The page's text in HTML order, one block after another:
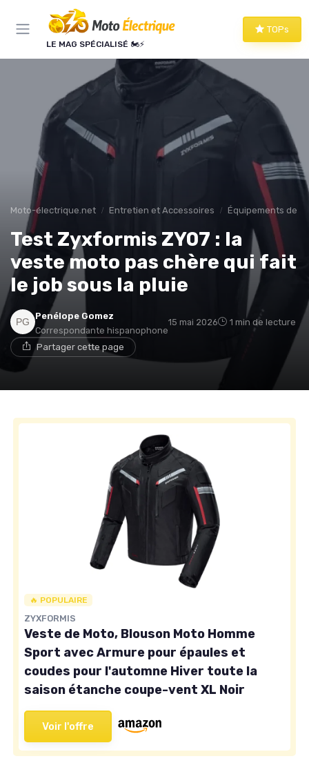
LE MAG SPÉCIALISÉ 🏍️⚡
TOPs
Moto-électrique.net Entretien et Accessoires Équipements de
Test Zyxformis ZY07 : la
veste moto pas chère qui fait
le job sous la pluie
Penélope Gomez
Correspondante hispanophone
15 mai 2026 1 min de lecture
Partager cette page
🔥 POPULAIRE
ZYXFORMIS
Veste de Moto, Blouson Moto Homme
Sport avec Armure pour épaules et
coudes pour l'automne Hiver toute la
saison étanche coupe-vent XL Noir
Voir l'offre
Panneau de gestion des cookies